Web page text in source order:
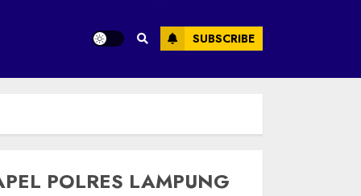
SUBSCRIBE
POLRES LAMPUNG